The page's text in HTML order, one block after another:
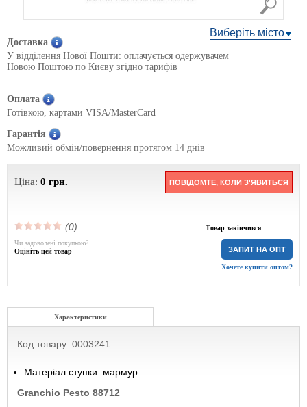
Виберіть місто
Доставка
У відділення Нової Пошти: оплачується одержувачем
Новою Поштою по Києву згідно тарифів
Оплата
Готівкою, картами VISA/MasterCard
Гарантія
Можливий обмін/повернення протягом 14 днів
Ціна: 0 грн. ПОВІДОМТЕ, КОЛИ З'ЯВИТЬСЯ
(0) Товар закінчився
ЗАПИТ НА ОПТ
Хочете купити оптом?
Чи задоволені покупкою?
Оцініть цей товар
Характеристики
Код товару: 0003241
Матеріал ступки: мармур
Granchio Pesto 88712